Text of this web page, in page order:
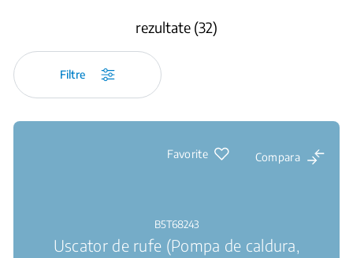
rezultate (32)
Filtre
Favorite Compara
B5T68243
Uscator de rufe (Pompa de caldura,